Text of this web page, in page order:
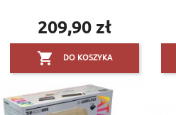
Cena
209,90 zł
 DO KOSZYKA